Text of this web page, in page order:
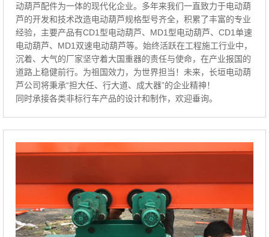
动葫芦配件为一体的现代化企业。多年来我们一直致力于电动葫
芦的开发和技术改造电动葫芦规格型号齐全，积累了丰富的专业
经验，主要产品有CD1型电动葫芦、MD1型电动葫芦、CD1单速
电动葫芦、MD1双速电动葫芦等。始终活跃在工程施工行业中，
沉着、大气的厂家坚守着大国重器的责任与使命，在产业报国的
道路上稳健前行。为祖国效力，为世界担当！未来，长垣电动葫
芦公司将秉承“担大任、行大道、成大器”的企业精神！
同时承接各类非标行车产品的设计和制作，欢迎垂询。